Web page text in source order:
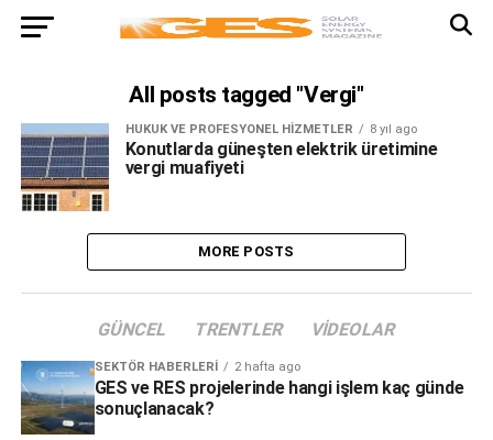
All posts tagged "Vergi"
HUKUK VE PROFESYONEL HIZMETLER 8 yıl ago
Konutlarda güneşten elektrik üretimine
vergi muafiyeti
MORE POSTS
GÜNCEL TRENTLER VIDEOLAR
SEKTÖR HABERLERI 2 hafta ago
GES ve RES projelerinde hangi işlem kaç günde
sonuçlanacak?